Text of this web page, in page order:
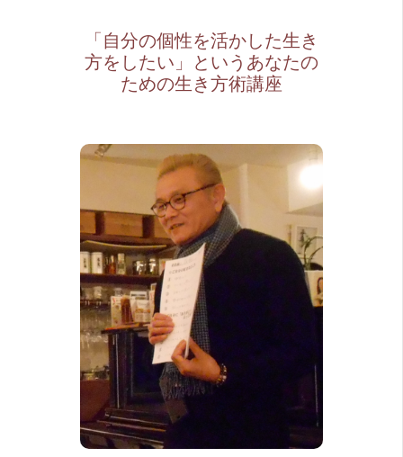
「自分の個性を活かした生き
方をしたい」というあなたの
ための生き方術講座